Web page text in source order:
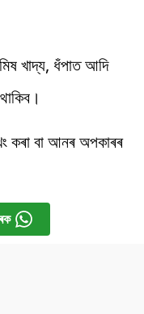
খাদ্য, ধঁপাত আদি
কৰা বা আনৰ অপকাৰৰ